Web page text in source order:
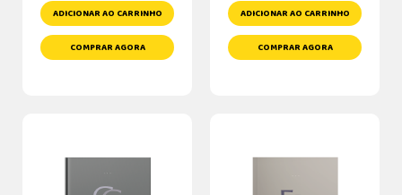
ADICIONAR AO CARRINHO
COMPRAR AGORA
ADICIONAR AO CARRINHO
COMPRAR AGORA